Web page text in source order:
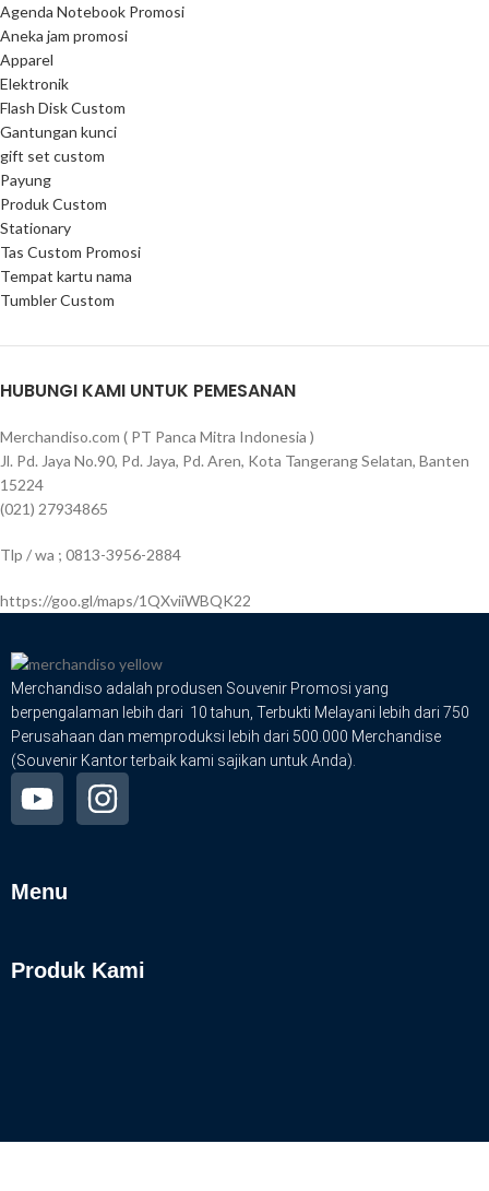
Agenda Notebook Promosi
Aneka jam promosi
Apparel
Elektronik
Flash Disk Custom
Gantungan kunci
gift set custom
Payung
Produk Custom
Stationary
Tas Custom Promosi
Tempat kartu nama
Tumbler Custom
HUBUNGI KAMI UNTUK PEMESANAN
Merchandiso.com ( PT Panca Mitra Indonesia )
Jl. Pd. Jaya No.90, Pd. Jaya, Pd. Aren, Kota Tangerang Selatan, Banten
15224
(021) 27934865
Tlp / wa ; 0813-3956-2884
https://goo.gl/maps/1QXviiWBQK22
Merchandiso adalah produsen Souvenir Promosi yang
berpengalaman lebih dari 10 tahun, Terbukti Melayani lebih dari 750
Perusahaan dan memproduksi lebih dari 500.000 Merchandise
(Souvenir Kantor terbaik kami sajikan untuk Anda).
Menu
Produk Kami